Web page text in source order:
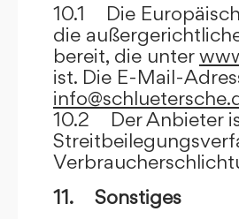
10.1 Die
die
bereit, die unter
ist. Die E-Mail-
10.2 Der Anbieter
11. Sonstiges